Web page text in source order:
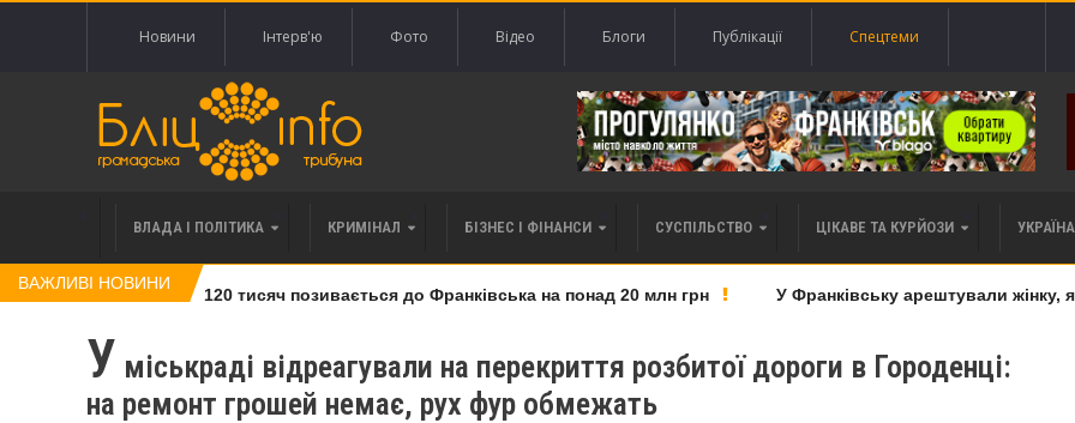
Новини Інтерв'ю Фото Відео Блоги Публікації Спецтеми
ВЛАДА І ПОЛІТИКА КРИМІНАЛ БІЗНЕС І ФІНАНСИ СУСПІЛЬСТВО ЦІКАВЕ ТА КУРЙОЗИ
ВАЖЛИВІ НОВИНИ
права вимоги за 120 тисяч позивається до Франківська на понад 20 млн грн У Франківську арештували жінку,
У міськраді відреагували на перекриття розбитої дороги в Городенці:
на ремонт грошей немає, рух фур обмежать